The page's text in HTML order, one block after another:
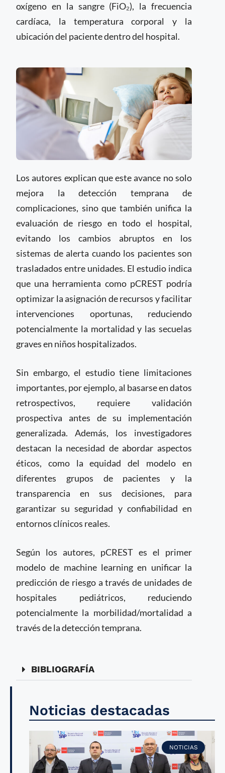
oxígeno en la sangre (FiO₂), la frecuencia
cardíaca, la temperatura corporal y la
ubicación del paciente dentro del hospital.
Los autores explican que este avance no solo
mejora la detección temprana de
complicaciones, sino que también unifica la
evaluación de riesgo en todo el hospital,
evitando los cambios abruptos en los
sistemas de alerta cuando los pacientes son
trasladados entre unidades. El estudio indica
que una herramienta como pCREST podría
optimizar la asignación de recursos y facilitar
intervenciones oportunas, reduciendo
potencialmente la mortalidad y las secuelas
graves en niños hospitalizados.
Sin embargo, el estudio tiene limitaciones
importantes, por ejemplo, al basarse en datos
retrospectivos, requiere validación
prospectiva antes de su implementación
generalizada. Además, los investigadores
destacan la necesidad de abordar aspectos
éticos, como la equidad del modelo en
diferentes grupos de pacientes y la
transparencia en sus decisiones, para
garantizar su seguridad y confiabilidad en
entornos clínicos reales.
Según los autores, pCREST es el primer
modelo de machine learning en unificar la
predicción de riesgo a través de unidades de
hospitales pediátricos, reduciendo
potencialmente la morbilidad/mortalidad a
través de la detección temprana.
BIBLIOGRAFÍA
Noticias destacadas
NOTICIAS